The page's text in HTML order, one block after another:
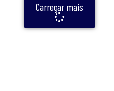
Carregar mais